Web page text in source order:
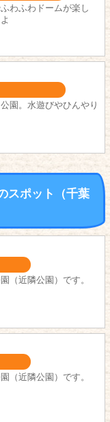
わふわドームが楽し
園。水遊びやひんやり
スポット（千葉
（近隣公園）です。
（近隣公園）です。